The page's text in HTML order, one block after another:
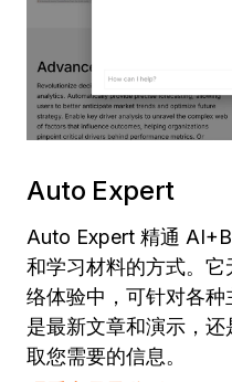
Auto Expert
Auto Expert 精通
和学习材料的方式。
络体验中，可针对各
是最新文章和演示，
取您需要的信息。